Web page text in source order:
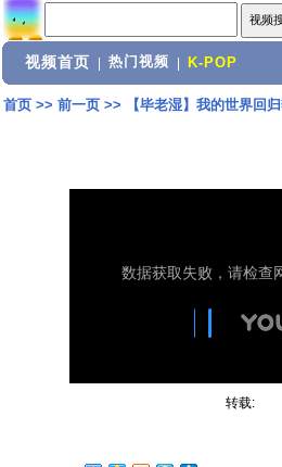
视频首页 热门视频 K-POP
首页>> 前一页>> 【毕老湿】我的世界回
转载: